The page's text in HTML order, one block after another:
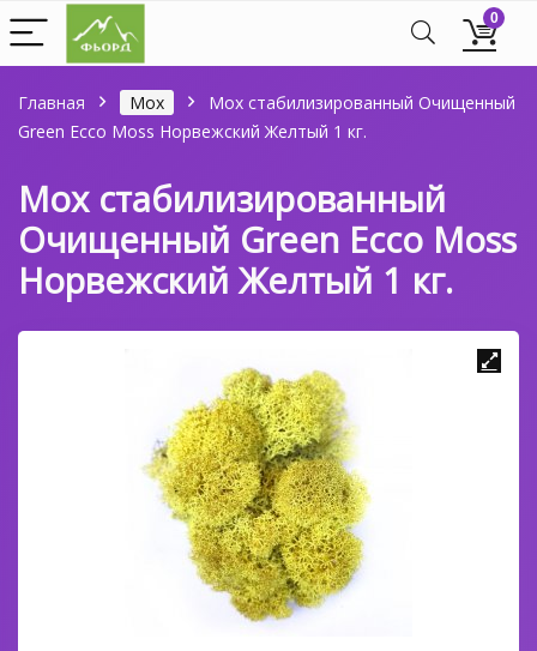
0
Главная Мох
Мох стабилизированный Очищенный
Green Ecco Moss Норвежский Желтый 1 кг.
Мох стабилизированный
Очищенный Green Ecco Moss
Норвежский Желтый 1 кг.